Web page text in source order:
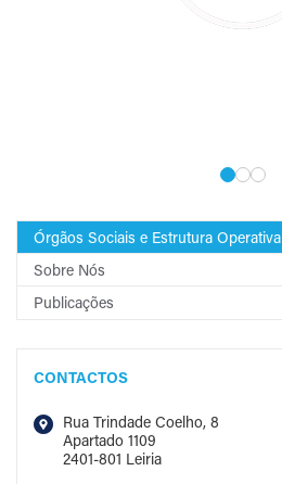
Órgãos Sociais e Estrutura Operativa
Sobre Nós
Publicações
CONTACTOS
Rua Trindade Coelho, 8
Apartado 1109
2401-801 Leiria